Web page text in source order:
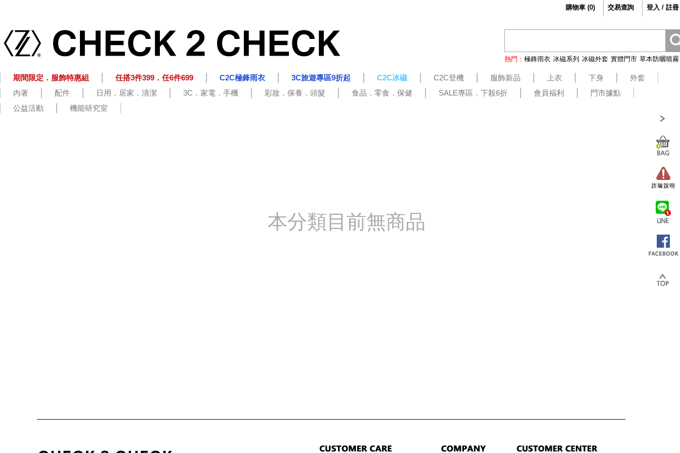
熱門： 極鋒雨衣 冰磁系列 冰磁外套 實體門市 草本防曬噴霧
期間限定．服飾特惠組 任搭3件399．任6件699 C2C極鋒雨衣 3C旅遊專區9折起 C2C冰磁 C2C登機 服飾新品 上衣 下身
外套
內著
配件 日用．居家．清潔 3C．家電．手機 彩妝．保養．頭髮 食品．零食．保健 SALE專區．下殺6折 會員福利
門市據點
公益活動
機能研究室
購物車 (0) 交易查詢 登入 / 註冊
本分類目前無商品